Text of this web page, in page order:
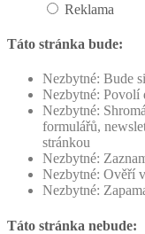
Reklama
Táto stránka bude:
Nezbytné: Bude
Nezbytné: Povolí
Nezbytné:
formulářů,
stránkou
Nezbytné:
Nezbytné: Ověří
Nezbytné:
Táto stránka nebude: